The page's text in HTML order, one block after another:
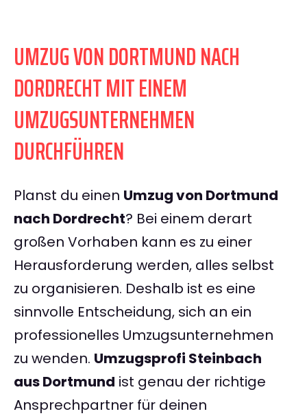
UMZUG VON DORTMUND NACH
DORDRECHT MIT EINEM
UMZUGSUNTERNEHMEN
DURCHFÜHREN
Planst du einen Umzug von Dortmund
nach Dordrecht? Bei einem derart
großen Vorhaben kann es zu einer
Herausforderung werden, alles selbst
zu organisieren. Deshalb ist es eine
sinnvolle Entscheidung, sich an ein
professionelles Umzugsunternehmen
zu wenden. Umzugsprofi Steinbach
aus Dortmund ist genau der richtige
Ansprechpartner für deinen